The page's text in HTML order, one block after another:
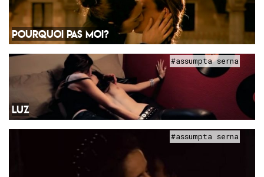
POURQUOI PAS MOI?
#assumpta serna
LUZ
#assumpta serna